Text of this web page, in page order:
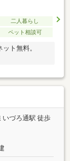
二人暮らし
ペット相談可
ト無料。
いづろ通駅 徒歩